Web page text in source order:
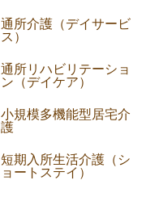
通所介護（デイサービ
ス）
通所リハビリテーショ
ン（デイケア）
小規模多機能型居宅介
護
短期入所生活介護（シ
ョートステイ）